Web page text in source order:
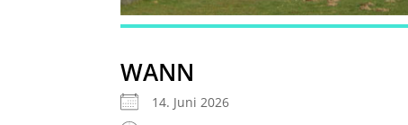
WANN
14. Juni 2026